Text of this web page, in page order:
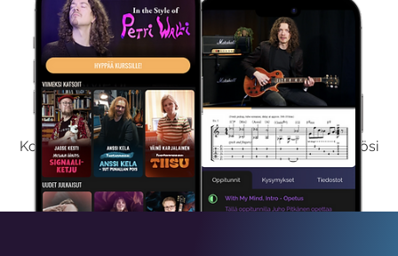
Kokeile Ilmaiseksi
Kokeilemalla ilmaiseksi saat koko sisältömme käyttöösi
viikon ajaksi.